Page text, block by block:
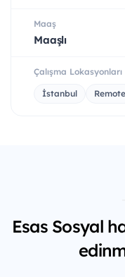
Maaş
Maaşlı
Çalışma Lokasyonları
İstanbul Remote
Esas Sosyal